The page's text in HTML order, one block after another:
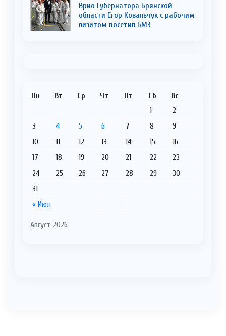
Врио Губернатора Брянской
области Егор Ковальчук с рабочим
визитом посетил БМЗ
Август 2026
Пн Вт Ср Чт Пт Сб Вс
« Июл
1
2
3
4 5 6 7 8
9
10
11 12 13 14 15
16
17
18 19 20 21 22
23
24
25 26 27 28 29
30
31